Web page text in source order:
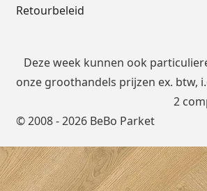
Retourbeleid
© 2008 - 2026 BeBo Parket
Deze week kunnen ook
onze groothandels prijzen ex. btw,
2